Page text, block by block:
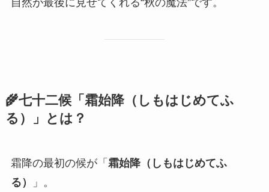
🌾七十二候「霜始降（しもはじめてふ
る）」とは？
霜降の最初の候が「 霜始降（しもはじめてふ
る）
」。